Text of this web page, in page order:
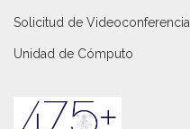
Solicitud de Videoconferencia.
Unidad de Cómputo